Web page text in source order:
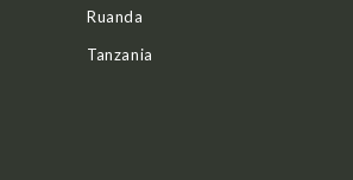
Ruanda
Tanzania